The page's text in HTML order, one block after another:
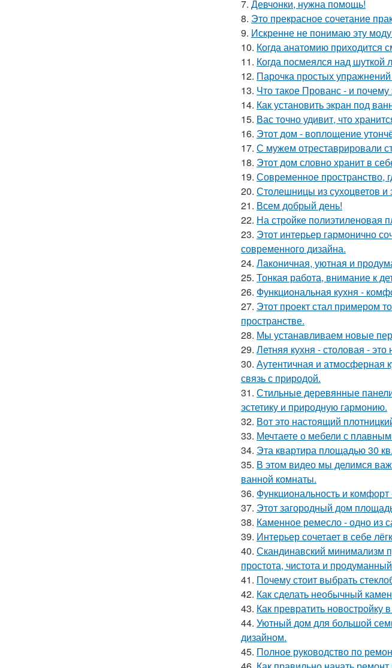
7. Девчонки, нужна помощь!
8. Это прекрасное сочетание
9. Искренне не понимаю эту
10. Когда анатомию приходится
11. Когда посмеялся над шуткой
12. Парочка простых
13. Что такое Прованс - и
14. Как установить экран под
15. Вас точно удивит, что
16. Этот дом - воплощение
17. С мужем отреставрировали
18. Этот дом словно хранит в
19. Современное пространство,
20. Столешницы из сухоцветов и
21. Всем добрый день!
22. На стройке полиэтиленовая
23. Этот интерьер гармонично
современного дизайна.
24. Лаконичная, уютная и
25. Тонкая работа, внимание к
26. Функциональная кухня -
27. Этот проект стал примером
пространстве.
28. Мы устанавливаем новые
29. Летняя кухня - столовая -
30. Аутентичная и атмосферная
связь с природой.
31. Стильные деревянные
эстетику и природную гармонию.
32. Вот это настоящий
33. Мечтаете о мебели с
34. Эта квартира площадью 30 кв.
35. В этом видео мы делимся
ванной комнаты.
36. Функциональность и комфорт
37. Этот загородный дом
38. Каменное ремесло - одно из
39. Интерьер сочетает в себе
40. Скандинавский минимализм
простота, чистота и
41. Почему стоит выбрать
42. Как сделать необычный
43. Как превратить
44. Уютный дом для большой
дизайном.
45. Полное руководство по